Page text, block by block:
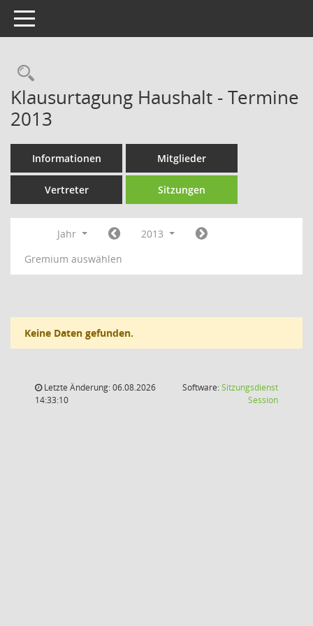
Toggle navigation
Rechercheauswahl
Klausurtagung Haushalt - Termine
2013
Informationen Mitglieder
Vertreter Sitzungen
Jahr
2013
Gremium auswählen
Keine Daten gefunden.
Letzte Änderung: 06.08.2026
14:33:10
Software:Sitzungsdienst
Session(Wird in